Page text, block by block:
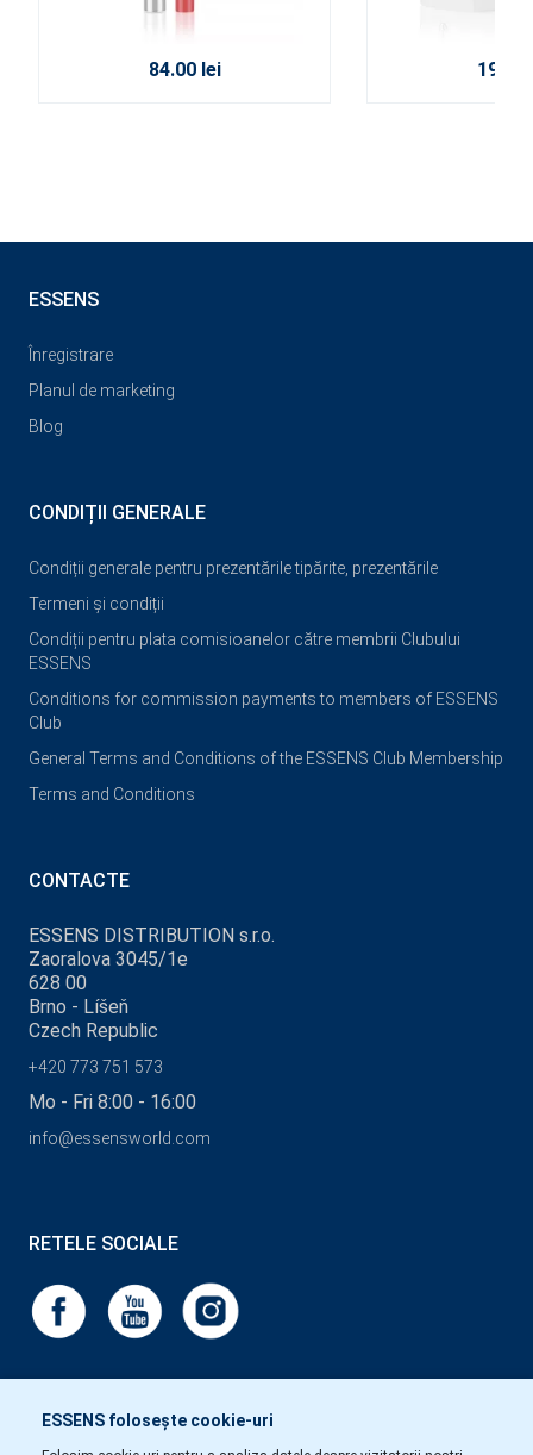
84.00 lei 19.00
ESSENS folosește cookie-uri
ESSENS
Înregistrare
Planul de marketing
Blog
CONDIȚII GENERALE
Condiții generale pentru prezentările tipărite, prezentările
Termeni și condiții
Condiții pentru plata comisioanelor către membrii Clubului
ESSENS
Conditions for commission payments to members of ESSENS
Club
General Terms and Conditions of the ESSENS Club Membership
Terms and Conditions
CONTACTE
ESSENS DISTRIBUTION s.r.o.
Zaoralova 3045/1e
628 00
Brno - Líšeň
Czech Republic
+420 773 751 573
Mo - Fri 8:00 - 16:00
info@essensworld.com
RETELE SOCIALE